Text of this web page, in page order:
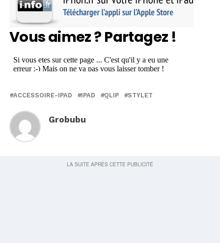
Vous aimez ? Partagez !
ACCESSOIRE-IPAD IPAD QLIP STYLET
Grobubu